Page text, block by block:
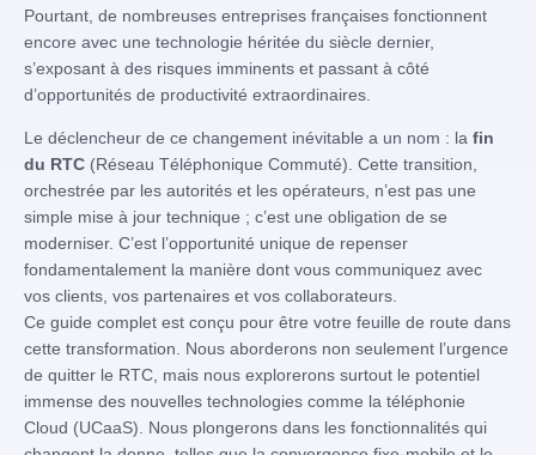
Pourtant, de nombreuses entreprises françaises fonctionnent
encore avec une technologie héritée du siècle dernier,
s’exposant à des risques imminents et passant à côté
d’opportunités de productivité extraordinaires.
Le déclencheur de ce changement inévitable a un nom : la fin
du RTC (Réseau Téléphonique Commuté). Cette transition,
orchestrée par les autorités et les opérateurs, n’est pas une
simple mise à jour technique ; c’est une obligation de se
moderniser. C’est l’opportunité unique de repenser
fondamentalement la manière dont vous communiquez avec
vos clients, vos partenaires et vos collaborateurs.
Ce guide complet est conçu pour être votre feuille de route dans
cette transformation. Nous aborderons non seulement l’urgence
de quitter le RTC, mais nous explorerons surtout le potentiel
immense des nouvelles technologies comme la téléphonie
Cloud (UCaaS). Nous plongerons dans les fonctionnalités qui